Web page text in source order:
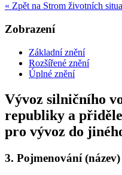
« Zpět na Strom životních
Zobrazení
Základní znění
Rozšířené znění
Úplné znění
Vývoz silničního
republiky a
pro vývoz do
3. Pojmenování